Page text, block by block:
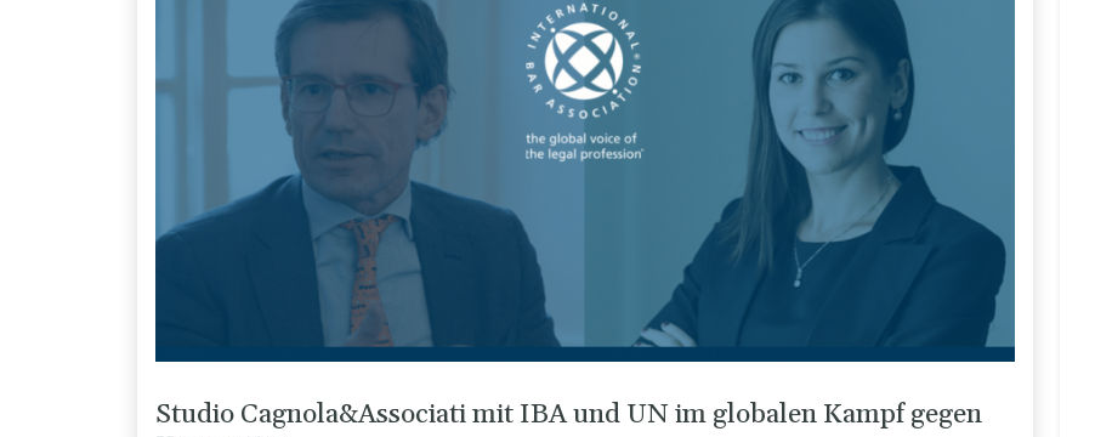
Studio Cagnola&Associati mit IBA und UN im globalen Kampf gegen